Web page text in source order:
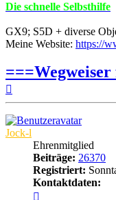
Die schnelle Selbsthilfe
GX9; S5D + diverse
Meine Website: https://
Jock-l
Ehrenmitglied
Beiträge: 26370
Registriert:
Kontaktdaten: